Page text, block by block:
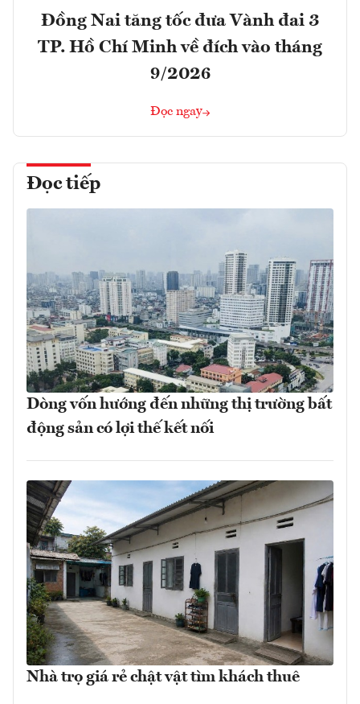
Đồng Nai tăng tốc đưa Vành đai 3
TP. Hồ Chí Minh về đích vào tháng
9/2026
Đọc ngay
Đọc tiếp
Dòng vốn hướng đến những thị trường bất
động sản có lợi thế kết nối
Nhà trọ giá rẻ chật vật tìm khách thuê